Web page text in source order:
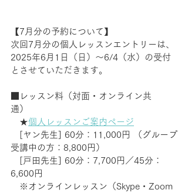
【7月分の予約について】
次回7月分の個人レッスンエントリーは、
2025年6月1日（日）〜6/4（水）の受付
とさせていただきます。
■レッスン料（対面・オンライン共
通）
★個人レッスンご案内ページ
[ヤン先生] 60分：11,000円 （グループ
受講中の方：8,800円）
[戸田先生] 60分：7,700円／45分：
6,600円
※オンラインレッスン（Skype・Zoom